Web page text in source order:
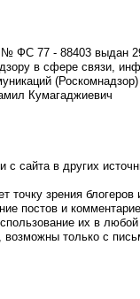
№ ФС 77 - 88403 выдан
в сфере связи,
(Роскомнадзор)
Кумагаджиевич
сайта в других
точку зрения блогеров
постов и
их в
только с